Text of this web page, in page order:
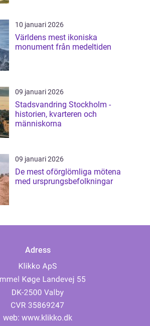
10 januari 2026
Världens mest ikoniska
monument från medeltiden
09 januari 2026
Stadsvandring Stockholm -
historien, kvarteren och
människorna
09 januari 2026
De mest oförglömliga mötena
med ursprungsbefolkningar
Adress
web: www.klikko.dk